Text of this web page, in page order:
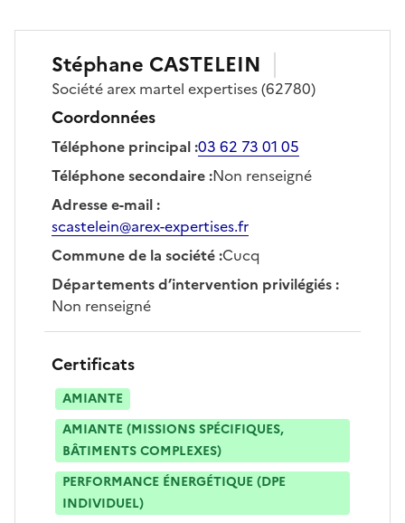
Stéphane CASTELEIN
Société arex martel expertises(62780)
Coordonnées
Téléphone principal:03 62 73 01 05
Téléphone secondaire:Non renseigné
Adresse e-mail:
scastelein@arex-expertises.fr
Commune de la société:Cucq
Départements d’intervention privilégiés:
Non renseigné
Certificats
AMIANTE
AMIANTE (MISSIONS SPÉCIFIQUES,
BÂTIMENTS COMPLEXES)
PERFORMANCE ÉNERGÉTIQUE (DPE
INDIVIDUEL)